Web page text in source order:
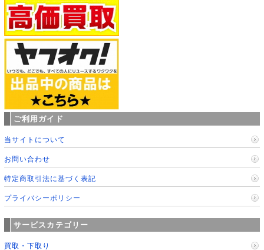
ご利用ガイド
当サイトについて
お問い合わせ
特定商取引法に基づく表記
プライバシーポリシー
サービスカテゴリー
買取・下取り